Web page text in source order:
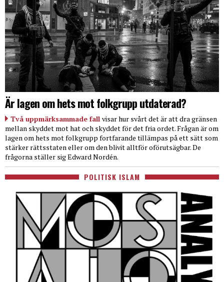
Är lagen om hets mot folkgrupp utdaterad?
Två uppmärksammade fall visar hur svårt det är att dra gränsen
mellan skyddet mot hat och skyddet för det fria ordet. Frågan är om
lagen om hets mot folkgrupp fortfarande tillämpas på ett sätt som
stärker rättsstaten eller om den blivit alltför oförutsägbar. De
frågorna ställer sig Edward Nordén.
POLITISK ISLAM